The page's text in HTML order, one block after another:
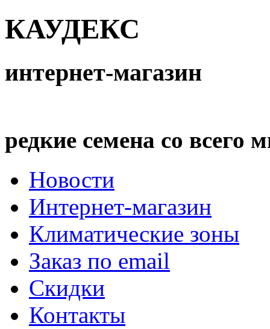
КАУДЕКС
интернет-магазин
редкие семена со всего
Новости
Интернет-магазин
Климатические зоны
Заказ по email
Скидки
Контакты